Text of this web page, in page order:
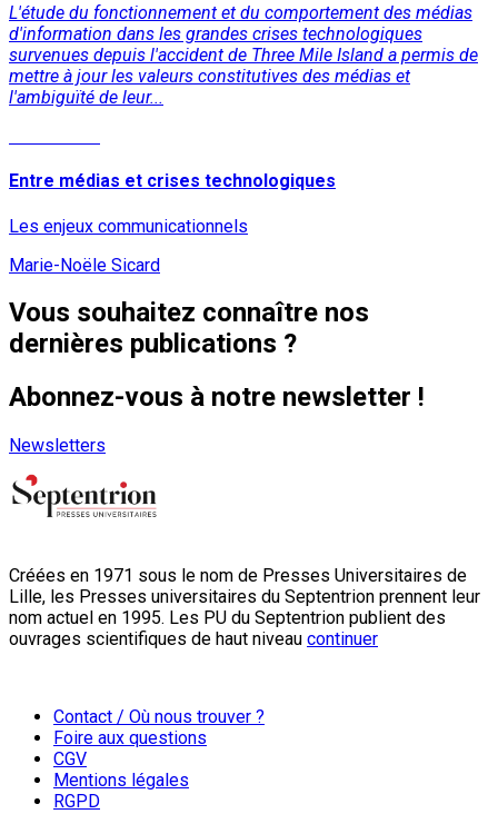
L'étude du fonctionnement et du comportement des médias
d'information dans les grandes crises technologiques
survenues depuis l'accident de Three Mile Island a permis de
mettre à jour les valeurs constitutives des médias et
l'ambiguïté de leur...
Entre médias et crises technologiques
Les enjeux communicationnels
Marie-Noële Sicard
Vous souhaitez connaître nos
dernières publications ?
Abonnez-vous à notre newsletter !
Newsletters
Créées en 1971 sous le nom de Presses Universitaires de
Lille, les Presses universitaires du Septentrion prennent leur
nom actuel en 1995. Les PU du Septentrion publient des
ouvrages scientifiques de haut niveau continuer
Contact / Où nous trouver ?
Foire aux questions
CGV
Mentions légales
RGPD